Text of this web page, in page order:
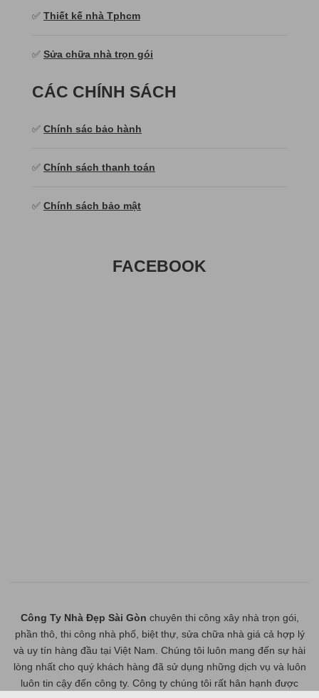
✅ Thiết kế nhà Tphcm
✅ Sửa chữa nhà trọn gói
CÁC CHÍNH SÁCH
✅ Chính sác bảo hành
✅ Chính sách thanh toán
✅ Chính sách bảo mật
FACEBOOK
Công Ty Nhà Đẹp Sài Gòn chuyên thi công xây nhà trọn gói,
phần thô, thi công nhà phố, biệt thự, sửa chữa nhà giá cả hợp lý
và uy tín hàng đầu tại Việt Nam. Chúng tôi luôn mang đến sự hài
lòng nhất cho quý khách hàng đã sử dụng những dịch vụ và luôn
luôn tin cậy đến công ty. Công ty chúng tôi rất hân hạnh được